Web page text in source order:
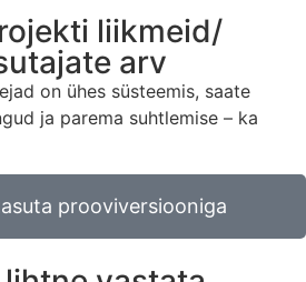
liikmeid/
arv
on ühes süsteemis, saate
ja parema suhtlemise – ka
prooviversiooniga